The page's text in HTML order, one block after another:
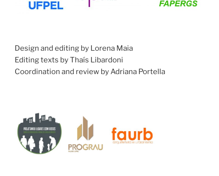
Design and editing by Lorena Maia
Editing texts by Thaís Libardoni
Coordination and review by Adriana Portella